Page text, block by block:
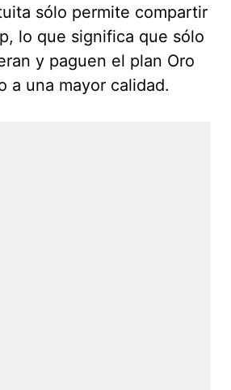
sólo permite compartir
lo que significa que sólo
y paguen el plan Oro
a una mayor calidad.